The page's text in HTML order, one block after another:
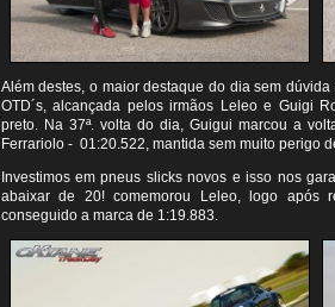
Além destes, o maior destaque do dia sem
OTD´s, alcançada pelos irmãos Leleo e Guigi
preto. Na 37ª. volta do dia, Guigui marcou a
Ferrariolo - 01:20.522, mantida sem muito perigo
Investimos em pneus slicks novos e isso nos
abaixar de 20! comemorou Leleo, logo
conseguido a marca de 1:19.883.